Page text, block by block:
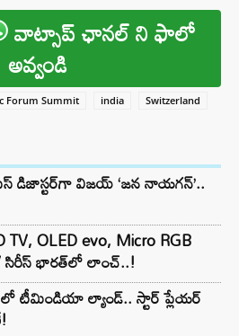
వాట్సాప్ ఛానల్ ని ఫాలో
అవ్వండి
Forum Summit india
Switzerland
డిజాస్టర్‌గా విజయ్ ‘జన నాయగన్’..
OLED evo, Micro RGB
సిరీస్ భారత్‌లో లాంచ్..!
టీమిండియా ల్యాండ్.. స్టార్ ప్లేయర్